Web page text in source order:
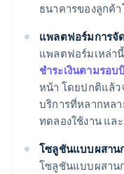
ธนาคารของลูกค้
แพลตฟอร์มการจั
แพลตฟอร์มเหล่า
ชำระเงินตามรอบ
หน้า โดยปกติแล้ว
บริการที่หลากหลา
ทดลองใช้งาน แล
โซลูชันแบบผสาน
โซลูชันแบบผสาน